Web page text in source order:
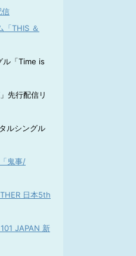
信
「THIS ＆
ル「Time is
先行配信リ
ルシングル
鬼事/
日本5th
JAPAN 新